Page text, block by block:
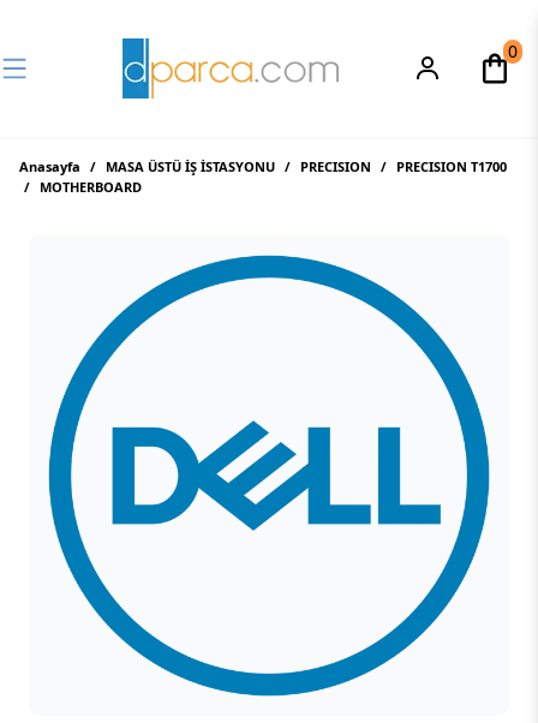
0
Anasayfa / MASA ÜSTÜ İŞ İSTASYONU / PRECISION / PRECISION T1700
/ MOTHERBOARD